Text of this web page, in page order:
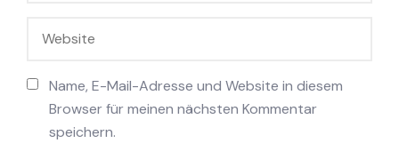
Name, E-Mail-Adresse und Website in diesem
Browser für meinen nächsten Kommentar
speichern.